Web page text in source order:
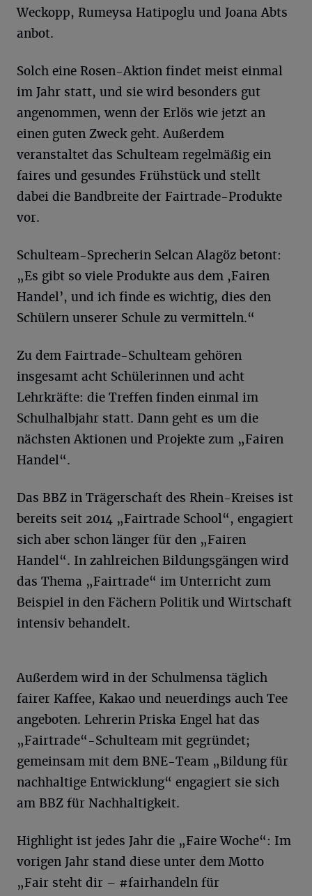
Weckopp, Rumeysa Hatipoglu und Joana Abts
anbot.
Solch eine Rosen-Aktion findet meist einmal
im Jahr statt, und sie wird besonders gut
angenommen, wenn der Erlös wie jetzt an
einen guten Zweck geht. Außerdem
veranstaltet das Schulteam regelmäßig ein
faires und gesundes Frühstück und stellt
dabei die Bandbreite der Fairtrade-Produkte
vor.
Schulteam-Sprecherin Selcan Alagöz betont:
„Es gibt so viele Produkte aus dem ,Fairen
Handel’, und ich finde es wichtig, dies den
Schülern unserer Schule zu vermitteln.“
Zu dem Fairtrade-Schulteam gehören
insgesamt acht Schülerinnen und acht
Lehrkräfte: die Treffen finden einmal im
Schulhalbjahr statt. Dann geht es um die
nächsten Aktionen und Projekte zum „Fairen
Handel“.
Das BBZ in Trägerschaft des Rhein-Kreises ist
bereits seit 2014 „Fairtrade School“, engagiert
sich aber schon länger für den „Fairen
Handel“. In zahlreichen Bildungsgängen wird
das Thema „Fairtrade“ im Unterricht zum
Beispiel in den Fächern Politik und Wirtschaft
intensiv behandelt.
Außerdem wird in der Schulmensa täglich
fairer Kaffee, Kakao und neuerdings auch Tee
angeboten. Lehrerin Priska Engel hat das
„Fairtrade“-Schulteam mit gegründet;
gemeinsam mit dem BNE-Team „Bildung für
nachhaltige Entwicklung“ engagiert sie sich
am BBZ für Nachhaltigkeit.
Highlight ist jedes Jahr die „Faire Woche“: Im
vorigen Jahr stand diese unter dem Motto
„Fair steht dir – #fairhandeln für